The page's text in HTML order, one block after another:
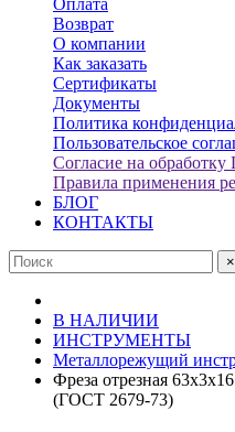
Оплата
Возврат
О компании
Как заказать
Сертификаты
Документы
Политика
Пользовательское
Согласие на
Правила применения
БЛОГ
КОНТАКТЫ
×
В НАЛИЧИИ
ИНСТРУМЕНТЫ
Металлорежущий
Фреза отрезная
(ГОСТ 2679-73)